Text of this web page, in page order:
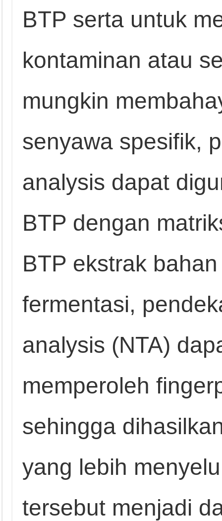
BTP serta untuk
kontaminan atau
mungkin
senyawa spesifik,
analysis dapat
BTP dengan
BTP ekstrak
fermentasi,
analysis (NTA)
memperoleh
sehingga
yang lebih
tersebut menjadi